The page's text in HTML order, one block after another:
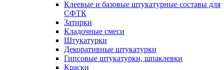
Клеевые и базовые штукатурные составы для
СФТК
Затирки
Кладочные смеси
Штукатурки
Декоративные штукатурки
Гипсовые штукатурки, шпаклевки
Краски